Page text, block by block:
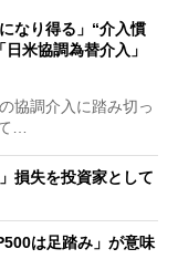
なり得る」“介入慣
米協調為替介入」
協調介入に踏み切っ
…
損失を投資家として
は足踏み」が意味